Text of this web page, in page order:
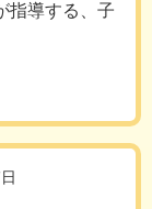
指導する、子